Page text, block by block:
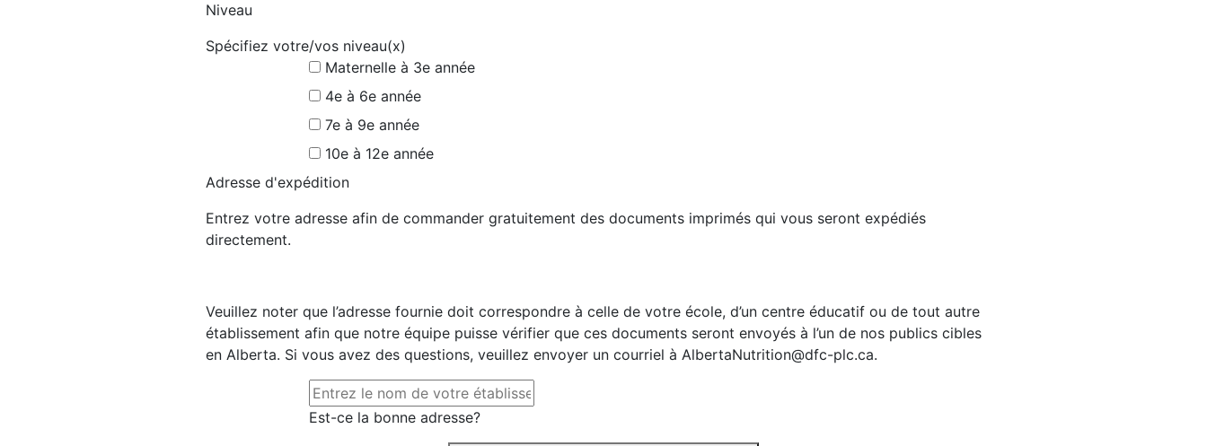
Niveau
Spécifiez votre/vos niveau(x)
Maternelle à 3e année
4e à 6e année
7e à 9e année
10e à 12e année
Adresse d'expédition
Entrez votre adresse afin de commander gratuitement des documents imprimés qui vous seront expédiés
directement.
Veuillez noter que l’adresse fournie doit correspondre à celle de votre école, d’un centre éducatif ou de tout autre
établissement afin que notre équipe puisse vérifier que ces documents seront envoyés à l’un de nos publics cibles
en Alberta. Si vous avez des questions, veuillez envoyer un courriel à AlbertaNutrition@dfc-plc.ca.
Est-ce la bonne adresse?